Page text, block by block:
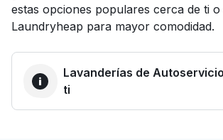
estas opciones populares cerca de ti o
Laundryheap para mayor comodidad.
Lavanderías de
ti